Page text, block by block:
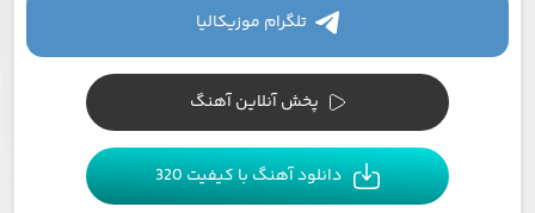
تلگرام موزیکالیا
پخش آنلاین آهنگ
دانلود آهنگ با کیفیت 320